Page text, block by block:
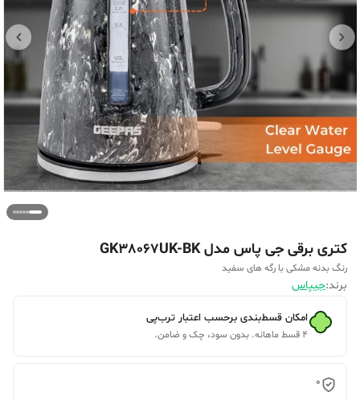
کتری برقی جی پاس مدل GK38067UK-BK
رنگ بدنه مشکی با رگه های سفید
برند:جیپاس
امکان قسط‌بندی برحسب اعتبار ترب‌پی
۴ قسط ماهانه. بدون سود، چک و ضامن.
0